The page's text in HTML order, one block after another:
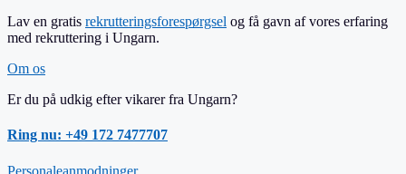
Lav en gratis rekrutteringsforespørgsel og få gavn af vores erfaring
med rekruttering i Ungarn.
Om os
Er du på udkig efter vikarer fra Ungarn?
Ring nu: +49 172 7477707
Personaleanmodninger